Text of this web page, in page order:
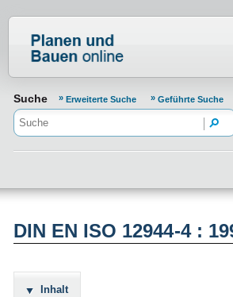
Suche Erweiterte Suche Geführte Suche
DIN EN ISO 12944-4 :
Inhalt